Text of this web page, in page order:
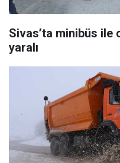
Sivas’ta minibüs ile
yaralı